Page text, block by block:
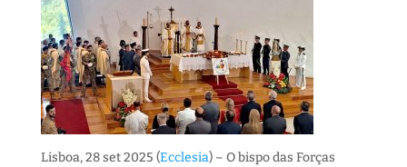
Lisboa, 28 set 2025 (Ecclesia) – O bispo das Forças